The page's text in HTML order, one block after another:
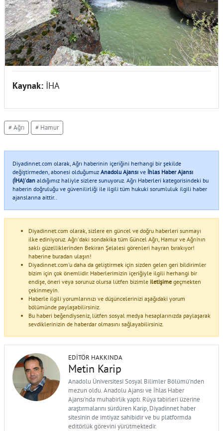
Kaynak: İHA
# Ağrı # Hamur
Diyadinnet.com olarak, Ağrı haberinin içeriğini herhangi bir şekilde
değiştirmeden, abonesi olduğumuz Anadolu Ajansı ve İhlas Haber Ajansı
(İHA)'dan aldığımız haliyle sizlere sunuyoruz. Ağrı Haberleri kategorisindeki bu
haberin doğruluğu ve güvenilirliği ile ilgili tüm hukuki sorumluluk ilgili haber
ajanslarına aittir..
Diyadinnet.com olarak, sizlere en güncel ve doğru haberleri sunmayı
ilke ediniyoruz. Ağrı'daki sondakika tüm Güncel Ağrı, Hamur ve Ağrı’nın
saklı güzelliklerinden Bekiran Şelalesi görenleri hayran bırakıyor!
haberine buradan ulaşın!
Diyadinnet.com'u daha da geliştirmek için sizden gelen geri bildirimler
bizim için çok önemlidir. Haberlerimizin içeriğiyle ilgili herhangi bir
endişe, öneri veya sorunuz olursa lütfen bizimle iletişime geçmekten
çekinmeyin.
Haberle ilgili yorumlarınızı ve düşüncelerinizi aşağıdaki yorum
bölümünde paylaşabilirsiniz.
Bu haberi beğendiyseniz, lütfen sosyal medya hesaplarınızda paylaşarak
sevdiklerinizin de haberdar olmasını sağlayabilirsiniz.
EDITÖR HAKKINDA
Metin Karip
Anadolu Üniversitesi Sosyal Bilimler Bölümü'nden
mezun oldu. Anadolu Ajansı ve İhlas Haber
Ajansı'nda muhabirlik yaptı. Rüya tabirleri üzerine
araştırmalarını sürdüren Karip, Diyadinnet haber
sitesinin de imtiyaz sahibidir ve bu platformda
editörlük görevini yürütmektedir.